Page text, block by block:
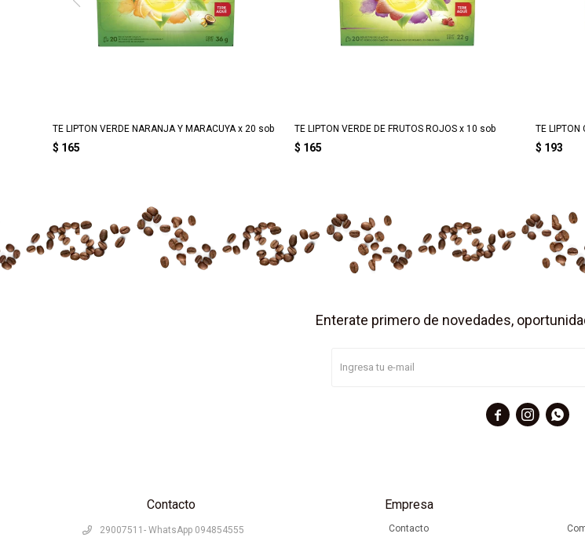
TE LIPTON VERDE NARANJA Y MARACUYA x 20 sob
$ 165
TE LIPTON VERDE DE FRUTOS ROJOS x 10 sob
$ 165
TE LIPTON
$ 193
Contacto
29007511- WhatsApp 094854555
Empresa
Contacto
Enterate primero de novedades,
  